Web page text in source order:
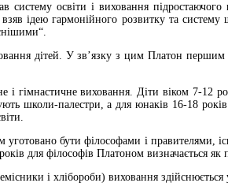
систему освіти і виховання
ідею гармонійного розвитку та
дітей. У зв’язку з цим Платон
гімнастичне виховання. Діти віком 7-12
школи-палестри, а для юнаків 16-18
бути філософами і правителями,
для філософів Платоном визначається
і хлібороби) виховання